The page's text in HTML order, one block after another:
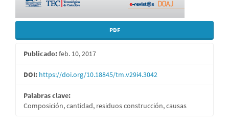
PDF
Publicado:feb. 10, 2017
DOI: https://doi.org/10.18845/tm.v29i4.3042
Palabras clave:
Composición, cantidad, residuos construcción, causas